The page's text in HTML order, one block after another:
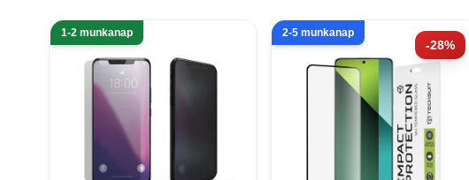
1-2 munkanap
-28%
2-5 munkanap